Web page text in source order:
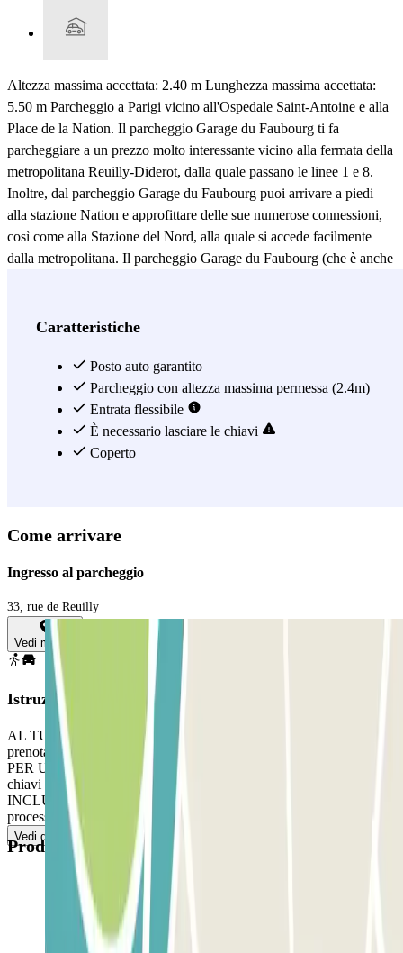
Altezza massima accettata: 2.40 m Lunghezza massima accettata:
5.50 m Parcheggio a Parigi vicino all'Ospedale Saint-Antoine e alla
Place de la Nation. Il parcheggio Garage du Faubourg ti fa
parcheggiare a un prezzo molto interessante vicino alla fermata della
metropolitana Reuilly-Diderot, dalla quale passano le linee 1 e 8.
Inoltre, dal parcheggio Garage du Faubourg puoi arrivare a piedi
alla stazione Nation e approfittare delle sue numerose connessioni,
così come alla Stazione del Nord, alla quale si accede facilmente
dalla metropolitana. Il parcheggio Garage du Faubourg (che è anche
verniciatura del veicolo ecc. Al tuo arrivo al parcheggio Garage du
la tua auto in uno dei due livelli coperti o sulla terrazza. Attenzione
agli orari di apertura: aperto dal lunedì al venerdì dalle 7.30 alle
19.00, e chiuso di notte, nei fine settimana e nei giorni festivi.
Vedi di più
Caratteristiche
Posto auto garantito
Parcheggio con altezza massima permessa (2.4m)
Entrata flessibile
È necessario lasciare le chiavi
Coperto
Come arrivare
Ingresso al parcheggio
33, rue de Reuilly
Vedi mappa
Istruzioni
AL TUO ARRIVO: Accedi al parcheggio. Mostra la tua
prenotazione Parclick allo staff. Segui le indicazioni del personale.
PER USCIRE: Vai alla sala di controllo. Il personale vi darà le
chiavi e vi dirà dove ritirare il vostro veicolo. SE IL TUO PASS
INCLUDE ENTRATE E USCITE ILLIMITATE: Segui lo stesso
processo indicato precedentemente per entrare e uscire.
Vedi di più
Prodotti disponibili